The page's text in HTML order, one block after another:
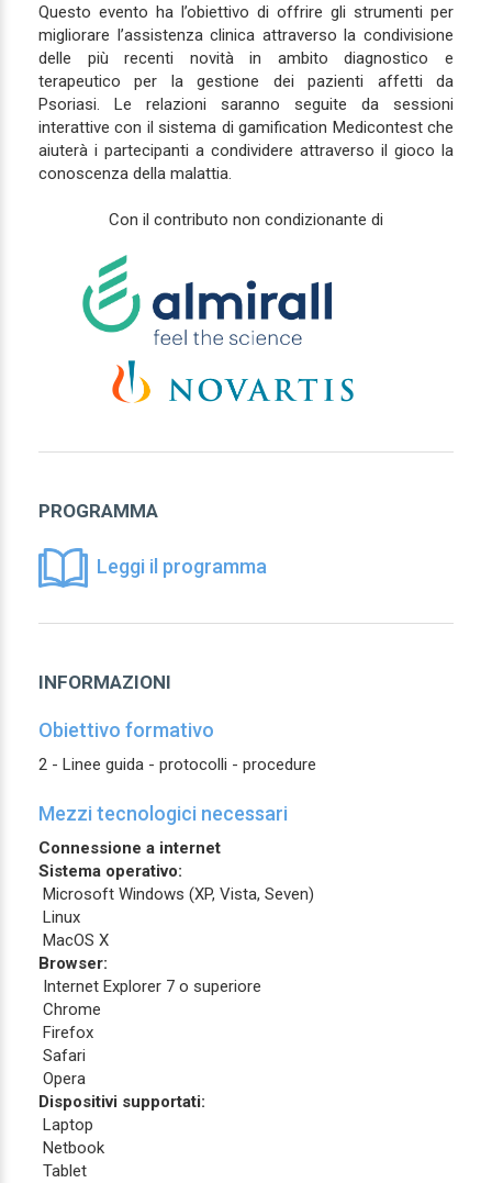
Questo evento ha l’obiettivo di offrire gli strumenti per
migliorare l’assistenza clinica attraverso la condivisione
delle più recenti novità in ambito diagnostico e
terapeutico per la gestione dei pazienti affetti da
Psoriasi. Le relazioni saranno seguite da sessioni
interattive con il sistema di gamification Medicontest che
aiuterà i partecipanti a condividere attraverso il gioco la
conoscenza della malattia.
Con il contributo non condizionante di
PROGRAMMA
Leggi il programma
INFORMAZIONI
Obiettivo formativo
2 - Linee guida - protocolli - procedure
Mezzi tecnologici necessari
Connessione a internet
Sistema operativo:
Microsoft Windows (XP, Vista, Seven)
Linux
MacOS X
Browser:
Internet Explorer 7 o superiore
Chrome
Firefox
Safari
Opera
Dispositivi supportati:
Laptop
Netbook
Tablet